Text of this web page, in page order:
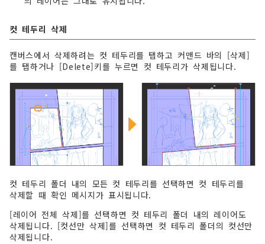
컷 테두리 삭제
캔버스에서 삭제하려는 컷 테두리를 탭하고 커맨드 바의 [삭제]
를 탭하거나 [Delete]키를 누르면 컷 테두리가 삭제됩니다.
컷 테두리 폴더 내의 모든 컷 테두리를 선택하면 컷 테두리를
삭제할 때 확인 메시지가 표시됩니다.
[레이어 전체 삭제]를 선택하면 컷 테두리 폴더 내의 레이어도
삭제됩니다. [컷선만 삭제]를 선택하면 컷 테두리 폴더의 컷선만
삭제됩니다.